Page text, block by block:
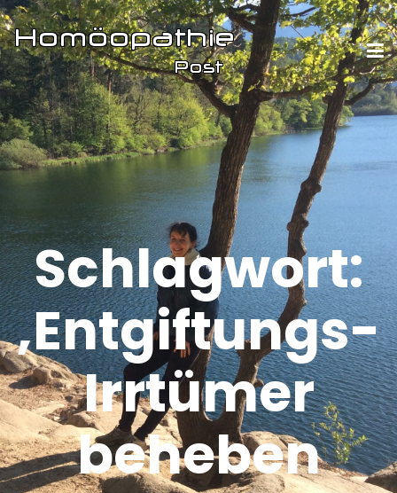
Schlagwort:
‚Entgiftungs-
Irrtümer
beheben